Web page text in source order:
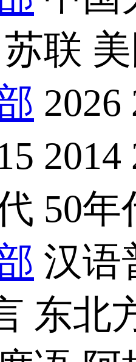
苏联
2026
2014
50
汉语
东北